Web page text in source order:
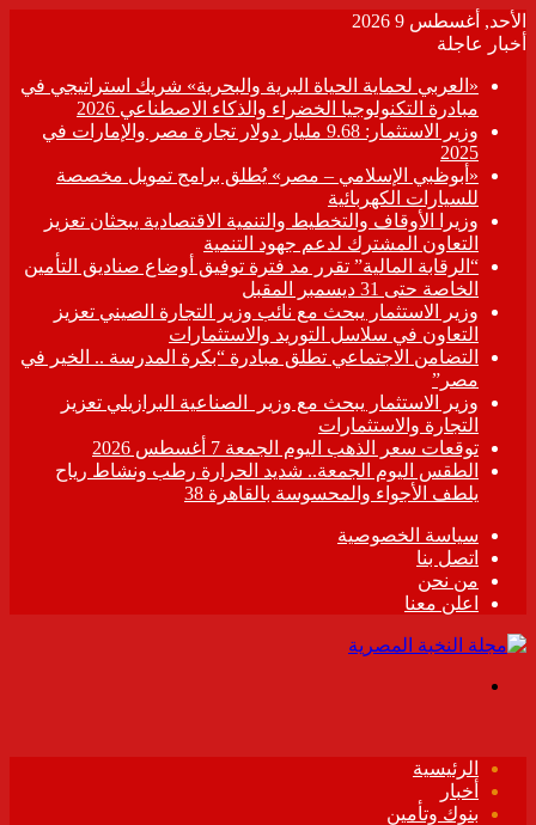
الأحد, أغسطس 9 2026
أخبار عاجلة
«العربي لحماية الحياة البرية والبحرية» شريك استراتيجي في
مبادرة التكنولوجيا الخضراء والذكاء الاصطناعي 2026
وزير الاستثمار: 9.68 مليار دولار تجارة مصر والإمارات في
2025
«أبوظبي الإسلامي – مصر» يُطلق برامج تمويل مخصصة
للسيارات الكهربائية
وزيرا الأوقاف والتخطيط والتنمية الاقتصادية يبحثان تعزيز
التعاون المشترك لدعم جهود التنمية
“الرقابة المالية” تقرر مد فترة توفيق أوضاع صناديق التأمين
الخاصة حتى 31 ديسمبر المقبل
وزير الاستثمار يبحث مع نائب وزير التجارة الصيني تعزيز
التعاون في سلاسل التوريد والاستثمارات
التضامن الاجتماعي تطلق مبادرة “بكرة المدرسة .. الخير في
مصر”
وزير الاستثمار يبحث مع وزير الصناعية البرازيلي تعزيز
التجارة والاستثمارات
توقعات سعر الذهب اليوم الجمعة 7 أغسطس 2026
الطقس اليوم الجمعة.. شديد الحرارة رطب ونشاط رياح
يلطف الأجواء والمحسوسة بالقاهرة 38
سياسة الخصوصية
اتصل بنا
من نحن
اعلن معنا
الرئيسية
أخبار
بنوك وتأمين